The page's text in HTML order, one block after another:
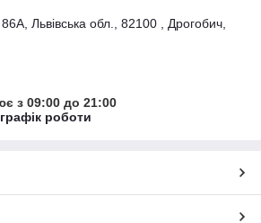
Львівська обл., 82100 , Дрогобич,
з 09:00 до 21:00
роботи